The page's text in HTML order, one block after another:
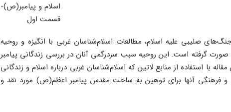
صلیبی علیه اسلام، مطالعات اسلام‌شناسان غربی با انگیزه و روحیه
گرفته است. این روحیه سبب سردرگمی آنان در بررسی زندگانی پیامبر
با استفاده از منابع لاتین که اسلام‌شناسان غربی درباره اسلام و زندگانی
و فرهنگی آنها برای توهین به ساحت مقدس پیامبر اعظم(ص) مورد نقد و